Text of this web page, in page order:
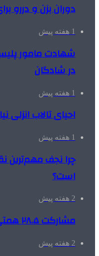
دوران بزن و دررو
1 هفته پیش
شهادت مامور پلیس
در شادگان
1 هفته پیش
احیای تالاب انزلی
1 هفته پیش
چرا نجف مهم‌ترین
است؟
2 هفته پیش
مشارکت ۲۸.۵ همتی خیران در مدرسه‌سازی
2 هفته پیش